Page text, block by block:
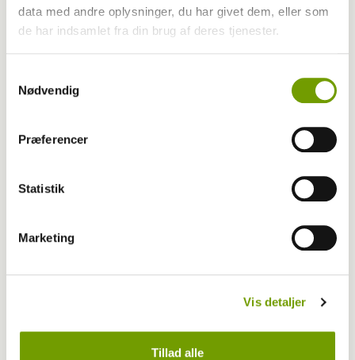
data med andre oplysninger, du har givet dem, eller som
de har indsamlet fra din brug af deres tjenester.
Nødvendig
Præferencer
Statistik
Marketing
Vis detaljer
Tillad alle
BLOG: En fantastisk dag med K9-biathlon
FOR ALLE.
Fantastisk alsidigt program til Hund i Fokus